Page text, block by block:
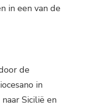
in een van de
de
in
Sicilië en